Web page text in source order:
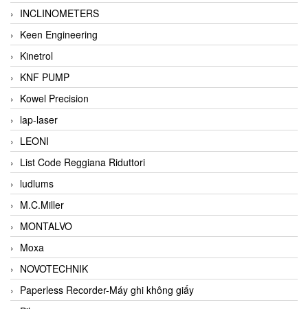
INCLINOMETERS
Keen Engineering
Kinetrol
KNF PUMP
Kowel Precision
lap-laser
LEONI
List Code Reggiana Riduttori
ludlums
M.C.Miller
MONTALVO
Moxa
NOVOTECHNIK
Paperless Recorder-Máy ghi không giấy